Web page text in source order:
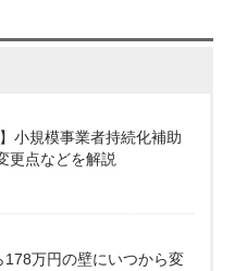
小規模事業者持続化補助
更点などを解説
178万円の壁にいつから変